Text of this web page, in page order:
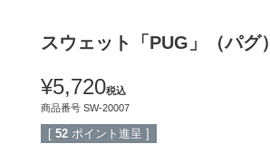
スウェット「PUG」（パグ）
¥5,720税込
商品番号 SW-20007
[ 52 ポイント進呈 ]